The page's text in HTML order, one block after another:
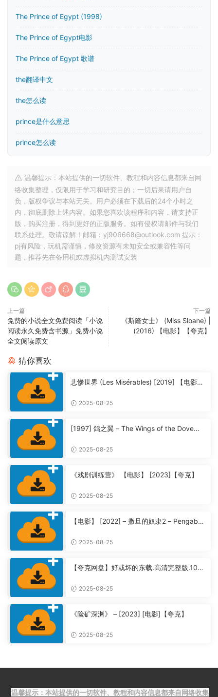
The Prince of Egypt (1998)
The Prince of Egypt电影
The Prince of Egypt 歌谱
the翻译中文
the怎么读
prince是什么意思
prince怎么读
温馨提示：本站提供的一切软件、教程和内容信息都来自网
络收集整理，仅限用于学习和研究目的；一切后果请用户自
负，版权争议与本站无关。用户必须在下载后的24个小时之
内，彻底删除上述内容。如果您喜欢该程序和内容，请支持正
版，购买注册，得到更好的正版服务。如有侵权请邮件与我们
联系处理。敬请谅解！邮箱：yj906668@outlook.com 提示：
pj有风险，玩机需谨慎，修改资源有未知安全或兼容性等问
题，推荐先在备用机或虚拟机内测试安装
上一篇
免费的小说全文免费阅读「小说
阅读永久免费含书源」免费小说
全文阅读原文
下一篇
《斯隆女士》 (Miss Sloane) |
(2016) 【电影】【夸克】
猜你喜欢
悲惨世界 (Les Misérables) [2019] 【电影】
2025-08-25
[1997] 鸽之翼 – The Wings of the Dove
2025-08-25
《戏剧训练营》 【电影】 [2023]【夸克】
2025-08-25
【电影】 [2022] – 撒旦的奴隶2 – Pengabdi
2025-08-25
【夸克网盘】好或坏的东载.高清完整版.108
2025-08-25
《险矿深渊》 – [2023] [电影]【夸克】
2025-08-25
温馨提示：本站提供的一切软件、教程和内容信息都来自网络收集